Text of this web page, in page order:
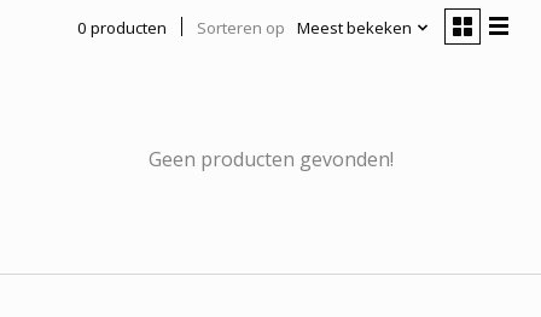
0 producten Sorteren op Meest bekeken
Geen producten gevonden!